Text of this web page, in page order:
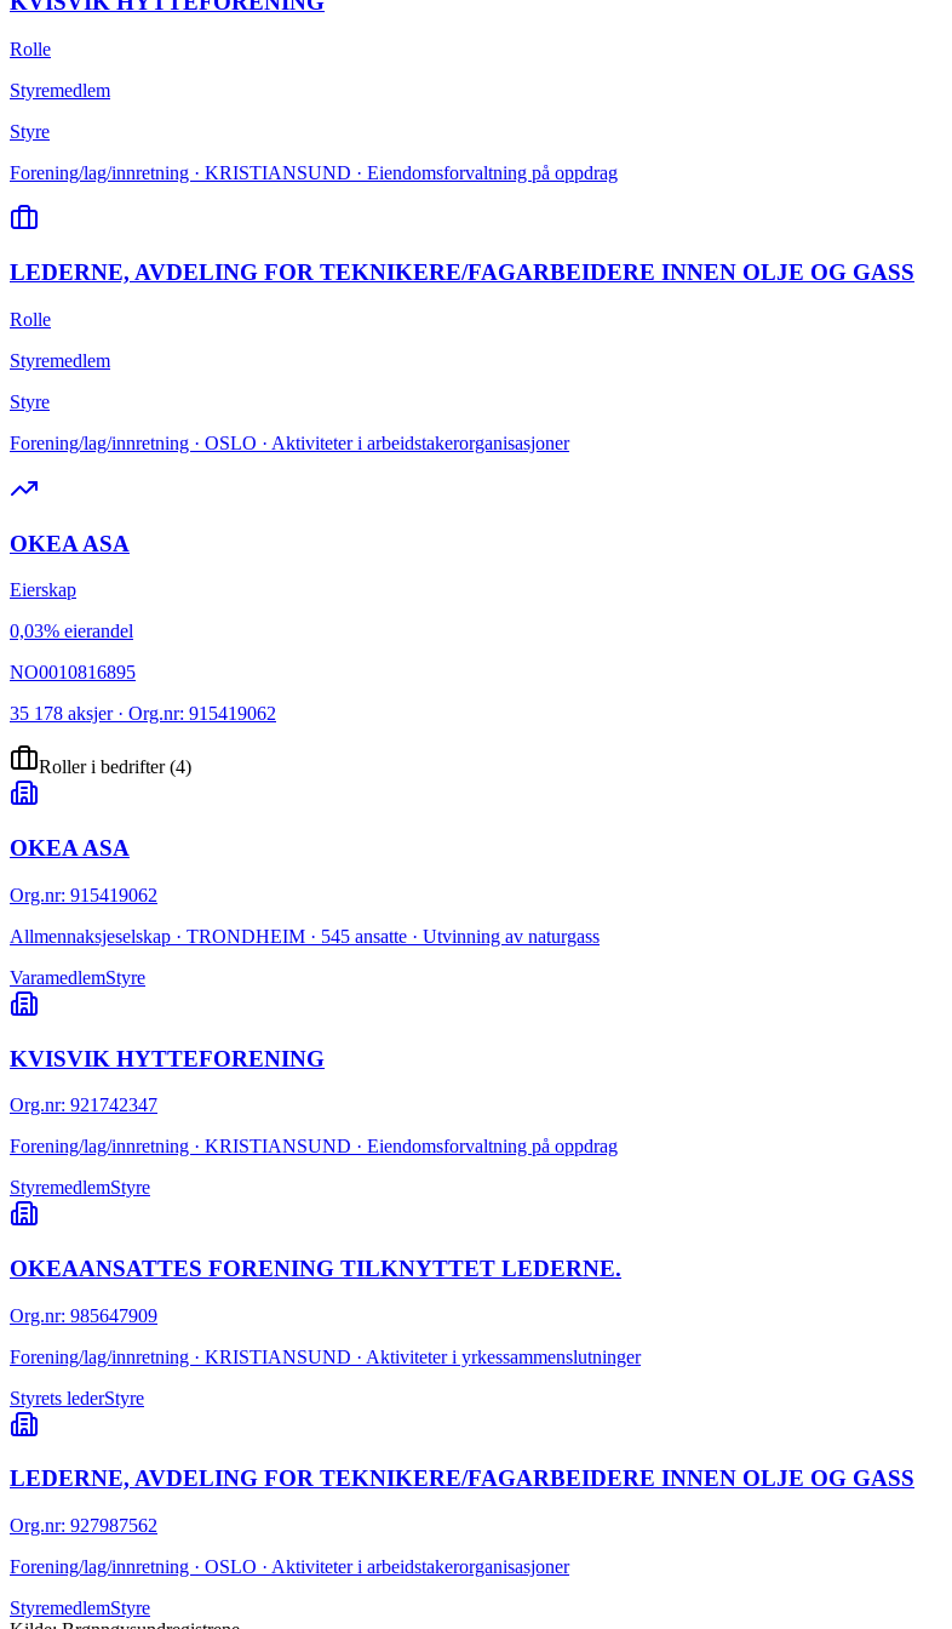
Rolle
Styremedlem
Styre
Forening/lag/innretning · KRISTIANSUND · Eiendomsforvaltning på oppdrag
LEDERNE, AVDELING FOR TEKNIKERE/FAGARBEIDERE INNEN OLJE OG GASS
Rolle
Styremedlem
Styre
Forening/lag/innretning · OSLO · Aktiviteter i arbeidstakerorganisasjoner
OKEA ASA
Eierskap
0,03% eierandel
NO0010816895
35 178 aksjer · Org.nr: 915419062
Roller i bedrifter(4)
OKEA ASA
Org.nr: 915419062
Allmennaksjeselskap · TRONDHEIM · 545 ansatte · Utvinning av naturgass
VaramedlemStyre
KVISVIK HYTTEFORENING
Org.nr: 921742347
Forening/lag/innretning · KRISTIANSUND · Eiendomsforvaltning på oppdrag
StyremedlemStyre
OKEAANSATTES FORENING TILKNYTTET LEDERNE.
Org.nr: 985647909
Forening/lag/innretning · KRISTIANSUND · Aktiviteter i yrkessammenslutninger
Styrets lederStyre
LEDERNE, AVDELING FOR TEKNIKERE/FAGARBEIDERE INNEN OLJE OG GASS
Org.nr: 927987562
Forening/lag/innretning · OSLO · Aktiviteter i arbeidstakerorganisasjoner
StyremedlemStyre